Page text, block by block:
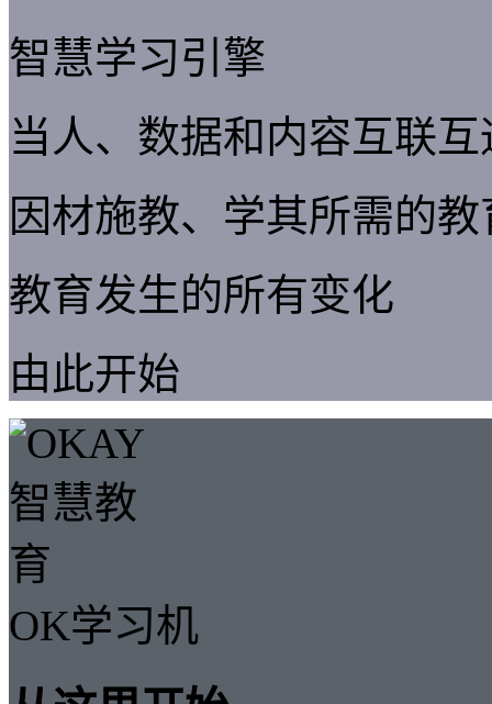
智慧学习引擎
当人、数据和内容互联
因材施教、学其所需的
教育发生的所有变化
由此开始
OK学习机